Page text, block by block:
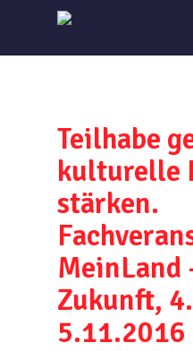
main
Teilhabe
kulturelle
stärken.
MeinLand
Zukunft,
5.11.2016